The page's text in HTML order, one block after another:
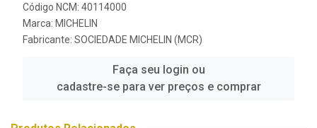
Código NCM: 40114000
Marca: MICHELIN
Fabricante: SOCIEDADE MICHELIN (MCR)
Faça seu login ou
cadastre-se para ver preços e comprar